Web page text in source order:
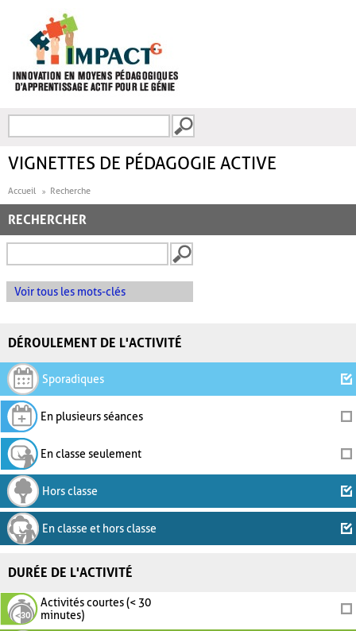
FORMULAIRE DE
VIGNETTES DE PÉDAGOGIE ACTIVE
Accueil Recherche
RECHERCHER
Voir tous les mots-clés
DÉROULEMENT DE L'ACTIVITÉ
Sporadiques
En plusieurs séances
En classe seulement
Hors classe
En classe et hors classe
DURÉE DE L'ACTIVITÉ
Activités courtes (< 30
minutes)